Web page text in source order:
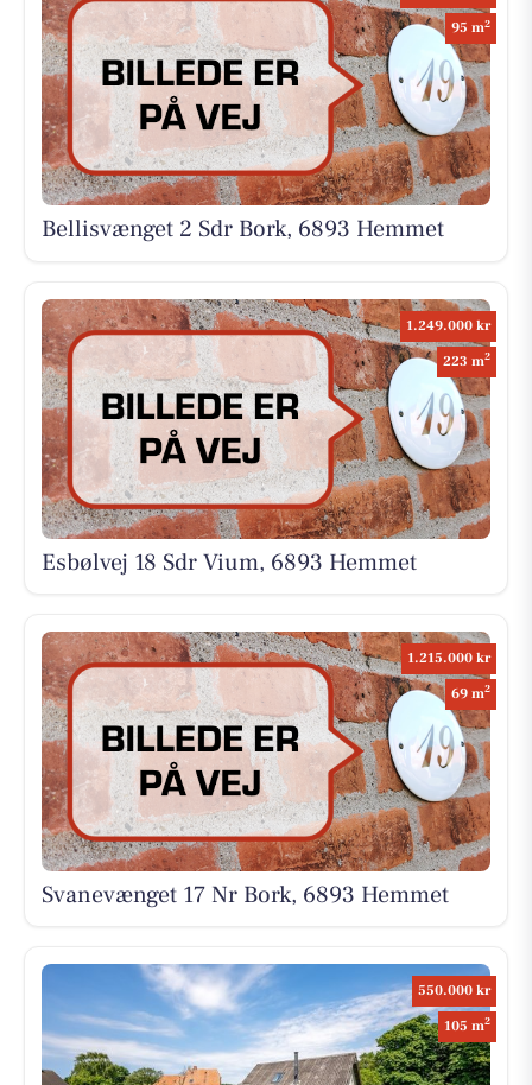
95 m2
Bellisvænget 2 Sdr Bork, 6893 Hemmet
1.249.000 kr
223 m2
Esbølvej 18 Sdr Vium, 6893 Hemmet
1.215.000 kr
69 m2
Svanevænget 17 Nr Bork, 6893 Hemmet
550.000 kr
105 m2